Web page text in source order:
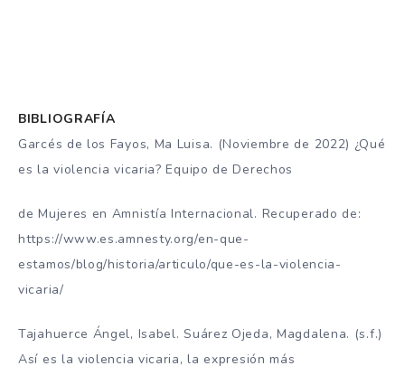
BIBLIOGRAFÍA
Garcés de los Fayos, Ma Luisa. (Noviembre de 2022) ¿Qué
es la violencia vicaria? Equipo de Derechos
de Mujeres en Amnistía Internacional. Recuperado de:
https://www.es.amnesty.org/en-que-
estamos/blog/historia/articulo/que-es-la-violencia-
vicaria/
Tajahuerce Ángel, Isabel. Suárez Ojeda, Magdalena. (s.f.)
Así es la violencia vicaria, la expresión más